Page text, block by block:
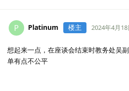
P Platinum 楼主 2024年4月18
想起来一点，在座谈会结束时教务处吴
单有点不公平